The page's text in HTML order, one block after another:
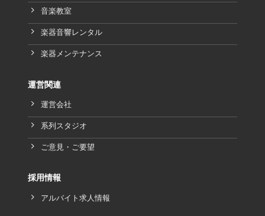
音楽教室
楽器音響レンタル
楽器メンテナンス
運営関連
運営会社
系列スタジオ
ご意見・ご要望
採用情報
アルバイト求人情報